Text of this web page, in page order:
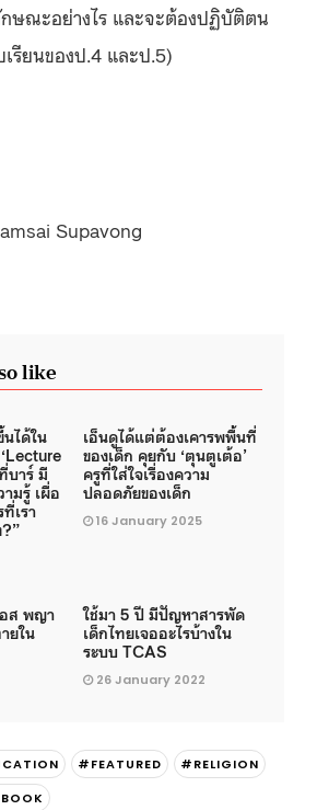
ษณะอย่างไร และจะต้องปฏิบัติตน
เรียนของป.4 และป.5)
Supavong
like
นได้ใน
บาร์ มี
มรู้ เผื่อ
เรา
เอ็นดูได้แต่ต้องเคารพพื้นที่
ของเด็ก คุยกับ ‘ตุนตูเต้อ’
ครูที่ใส่ใจเรื่องความ
ปลอดภัยของเด็ก
16 January 2025
อส พญา
ยใน
ใช้มา 5 ปี มีปัญหาสารพัด
เด็กไทยเจออะไรบ้างใน
ระบบ TCAS
26 January 2022
#FEATURED
#RELIGION